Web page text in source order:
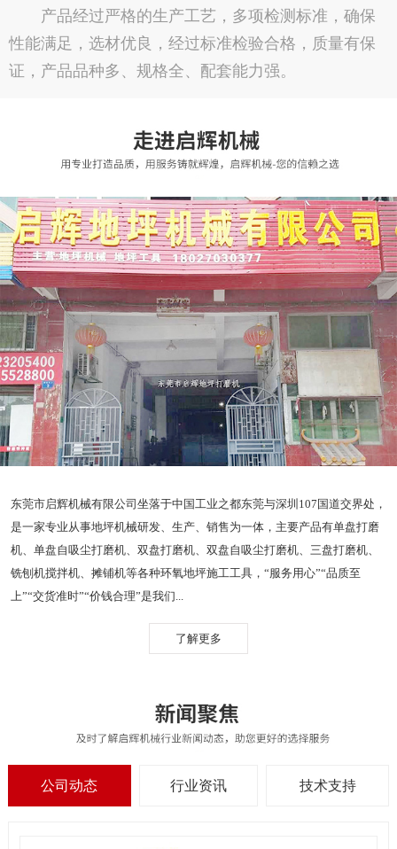
产品经过严格的生产工艺，多项检测标准，确保
性能满足，选材优良，经过标准检验合格，质量有保
证，产品品种多、规格全、配套能力强。
东莞市启辉机械有限公司坐落于中国工业之都东莞与深圳107国道交界处，
是一家专业从事地坪机械研发、生产、销售为一体，主要产品有单盘打磨
机、单盘自吸尘打磨机、双盘打磨机、双盘自吸尘打磨机、三盘打磨机、
铣刨机搅拌机、摊铺机等各种环氧地坪施工工具，“服务用心”“品质至
上”“交货准时”“价钱合理”是我们...
了解更多
公司动态 行业资讯 技术支持